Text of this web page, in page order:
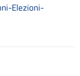
Elezioni-